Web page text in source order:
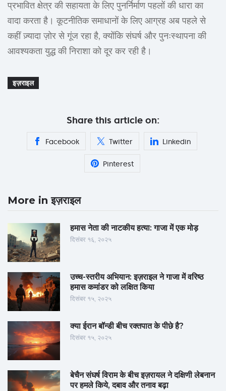
प्रभावित क्षेत्र की सहायता के लिए पुनर्निर्माण पहलों की धारा का
वादा करता है। कूटनीतिक समाधानों के लिए आग्रह अब पहले से
कहीं ज़्यादा ज़ोर से गूंज रहा है, क्योंकि संघर्ष और पुनःस्थापना की
आवश्यकता युद्ध की निराशा को दूर कर रही है।
इज़राइल
Share this article on:
Facebook Twitter Linkedin
Pinterest
More in इज़राइल
हमास नेता की नाटकीय हत्या: गाजा में एक मोड़
दिसंबर १६, २०२५
उच्च-स्तरीय अभियान: इज़राइल ने गाजा में वरिष्ठ
हमास कमांडर को लक्षित किया
दिसंबर १५, २०२५
क्या ईरान बॉन्डी बीच रक्तपात के पीछे है?
दिसंबर १५, २०२५
बेचैन संघर्ष विराम के बीच इज़रायल ने दक्षिणी लेबनान
पर हमले किये, दबाव और तनाव बढ़ा